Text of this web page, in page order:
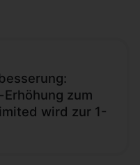
zum
wird zur 1-